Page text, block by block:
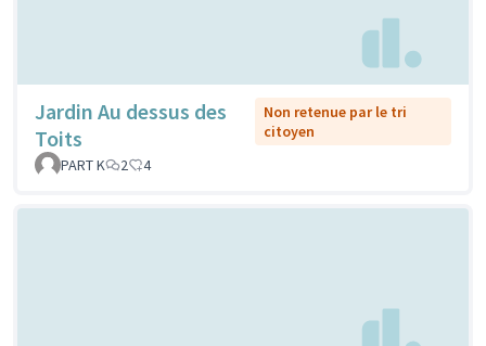
Jardin Au dessus des
Toits
Non retenue par le tri
citoyen
PART K
2 4